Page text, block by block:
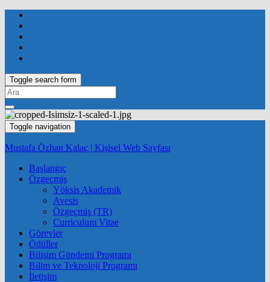
Toggle search form
Search
for:
Toggle navigation
Mustafa Özhan Kalaç | Kişisel Web Sayfası
Başlangıç
Özgeçmiş
Yöksis Akademik
Avesis
Özgeçmiş (TR)
Curriculum Vitae
Görevler
Ödüller
Bilişim Gündemi Programı
Bilim ve Teknoloji Programı
İletişim